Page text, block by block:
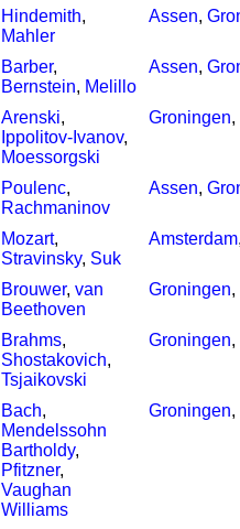
Hindemith,
Mahler
Assen,
Barber,
Bernstein, Melillo
Assen,
Arenski,
Ippolitov-Ivanov,
Moessorgski
Groningen,
Poulenc,
Rachmaninov
Assen,
Mozart,
Stravinsky, Suk
Amsterdam
Brouwer, van
Beethoven
Groningen,
Brahms,
Shostakovich,
Tsjaikovski
Groningen,
Bach,
Mendelssohn
Bartholdy,
Pfitzner,
Vaughan
Williams
Groningen,